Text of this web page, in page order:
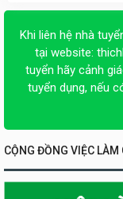
Khi liên hệ nhà
tại website:
tuyển hãy cảnh
tuyển dụng, nếu
CỘNG ĐỒNG VIỆC LÀM